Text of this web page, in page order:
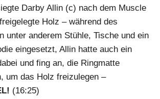
Darby Allin (c) nach dem Muscle
Holz – während des
unter anderem Stühle, Tische und ein
eingesetzt, Allin hatte auch ein
und fing an, die Ringmatte
um das Holz freizulegen –
(16:25)